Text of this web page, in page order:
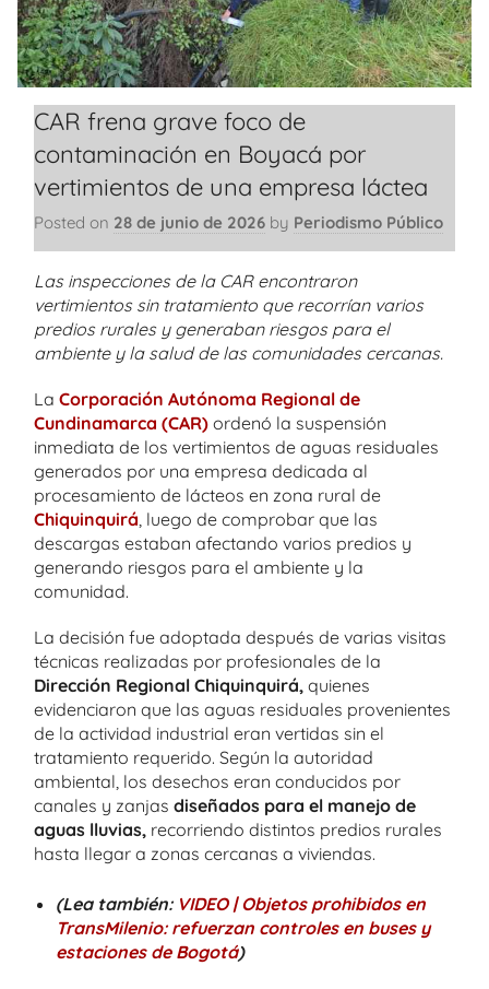
CAR frena grave foco de
contaminación en Boyacá por
vertimientos de una empresa láctea
Posted on 28 de junio de 2026 by Periodismo Público
Las inspecciones de la CAR encontraron
vertimientos sin tratamiento que recorrían varios
predios rurales y generaban riesgos para el
ambiente y la salud de las comunidades cercanas.
La Corporación Autónoma Regional de
Cundinamarca (CAR) ordenó la suspensión
inmediata de los vertimientos de aguas residuales
generados por una empresa dedicada al
procesamiento de lácteos en zona rural de
Chiquinquirá , luego de comprobar que las
descargas estaban afectando varios predios y
generando riesgos para el ambiente y la
comunidad.
La decisión fue adoptada después de varias visitas
técnicas realizadas por profesionales de la
Dirección Regional Chiquinquirá, quienes
evidenciaron que las aguas residuales provenientes
de la actividad industrial eran vertidas sin el
tratamiento requerido. Según la autoridad
ambiental, los desechos eran conducidos por
canales y zanjas diseñados para el manejo de
aguas lluvias, recorriendo distintos predios rurales
hasta llegar a zonas cercanas a viviendas.
(Lea también: VIDEO | Objetos prohibidos en
TransMilenio: refuerzan controles en buses y
estaciones de Bogotá)